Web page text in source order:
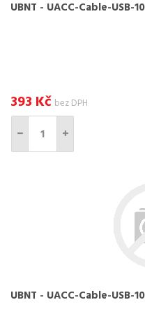
UBNT - UACC-Cable-USB-
393 Kč bez DPH
UBNT - UACC-Cable-USB-